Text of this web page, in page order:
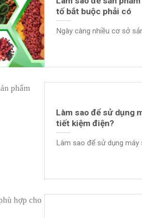
tố bắt buộc phải có
Ngày càng nhiều cơ sở
Làm sao để sử dụng
tiết kiệm điện?
Làm sao để sử dụng máy